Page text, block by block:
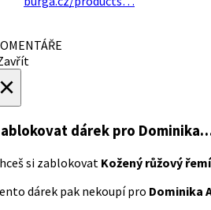
dárek pro
si zablokovat Kožený růžový
dárek pak nekoupí pro Dominika